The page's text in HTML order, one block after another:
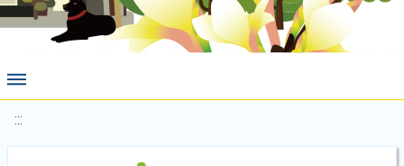
:::